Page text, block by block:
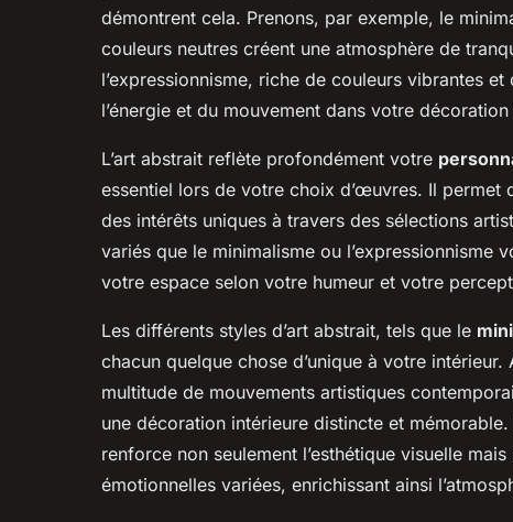
démontrent cela. Prenons, par exemple, le
couleurs neutres créent une atmosphère de
l’expressionnisme, riche de couleurs vibrantes
l’énergie et du mouvement dans votre
L’art abstrait reflète profondément votre
essentiel lors de votre choix d’œuvres. Il permet
des intérêts uniques à travers des sélections
variés que le minimalisme ou l’expressionnisme
votre espace selon votre humeur et votre
Les différents styles d’art abstrait, tels que le
chacun quelque chose d’unique à votre
multitude de mouvements artistiques
une décoration intérieure distincte et
renforce non seulement l’esthétique visuelle
émotionnelles variées, enrichissant ainsi